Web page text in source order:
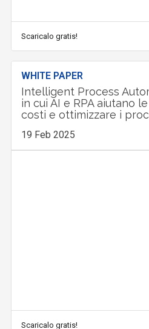
Scaricalo gratis!
WHITE PAPER
Intelligent Process
in cui AI e RPA aiutano
costi e ottimizzare i
19 Feb 2025
Scaricalo gratis!